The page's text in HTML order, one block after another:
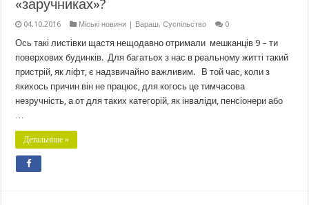
«заручниках»?
04.10.2016 Міські новини | Вараш,Суспільство 0
Ось такі листівки щастя нещодавно отримали мешканців 9 – ти
поверхових будинків. Для багатьох з нас в реальному житті такий
пристрій, як ліфт, є надзвичайно важливим. В той час, коли з
якихось причин він не працює, для когось це тимчасова
незручність, а от для таких категорій, як інваліди, пенсіонери або
…
Детальніше »